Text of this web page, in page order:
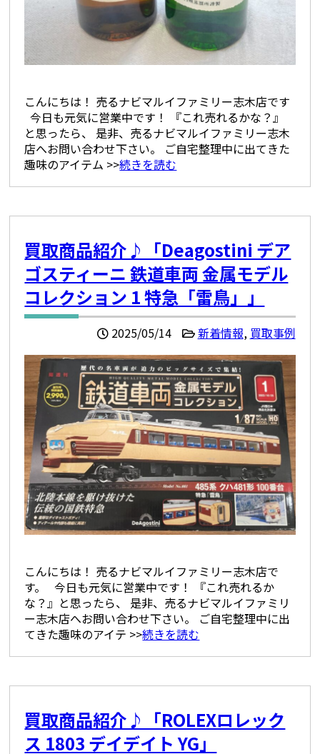
こんにちは！ 売るナビマルイファミリー志木店です
今日も元気に営業中です！ 『これ売れるかな？』
と思ったら、 是非、売るナビマルイファミリー志木
店へお問い合わせ下さい。 ご自宅整理中に出てきた
趣味のアイテム >>続きを読む
買取商品紹介♪「Deagostini デア
ゴスティーニ 鉄道車両 金属モデル
コレクション 1 特急「雷鳥」」
2025/05/14 新着情報, 買取事例
こんにちは！ 売るナビマルイファミリー志木店で
す。 今日も元気に営業中です！ 『これ売れるか
な？』と思ったら、 是非、売るナビマルイファミリ
ー志木店へお問い合わせ下さい。 ご自宅整理中に出
てきた趣味のアイテ >>続きを読む
買取商品紹介♪「ROLEXロレック
ス 1803 デイデイト YG」